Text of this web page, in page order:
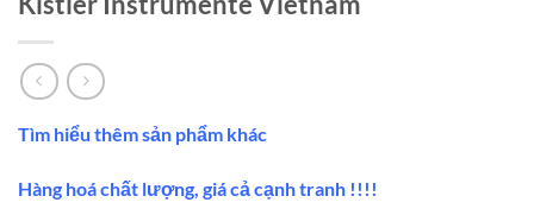
Tìm hiểu thêm sản phẩm khác
Hàng hoá chất lượng, giá cả cạnh tranh !!!!